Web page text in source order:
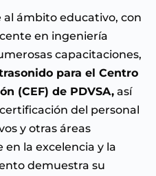
ámbito educativo, con
en ingeniería
capacitaciones,
para el Centro
(CEF) de PDVSA, así
del personal
y otras áreas
en la excelencia y la
demuestra su